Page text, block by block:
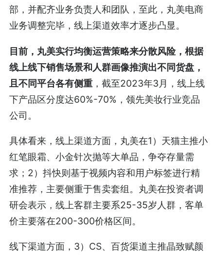
部，并配齐业务负责人和团队，至此，丸美电商
业务调整完毕，线上渠道效率才逐步凸显。
目前，丸美实行均衡运营策略来分散风险，根据
线上线下销售场景和人群画像推演出不同货盘，
且不同平台各有侧重 ，截至2023年3月，线上线
下产品区分度达60%-70%，领先美妆行业竞品
公司。
具体看来，线上渠道方面，丸美在1）天猫主推小
红笔眼霜、小金针次抛等大单品，争夺存量需
求；2）抖快则基于视频内容和用户标签进行精
准推荐，主要侧重于售卖套组。丸美在投资者调
研会表示，线上客群主要系25-35岁人群，客单
价主要落在200-300价格区间。
线下渠道方面，3）CS、百货渠道主推晶致赋颜